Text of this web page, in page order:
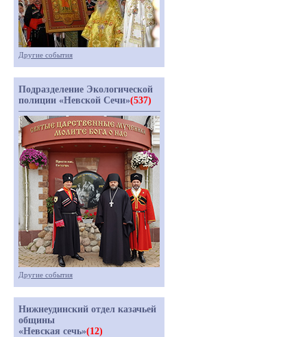
Другие события
Подразделение Экологической
полиции «Невской Сечи»(537)
Другие события
Нижнеудинский отдел казачьей
общины
«Невская сечь»(12)